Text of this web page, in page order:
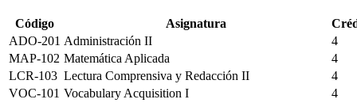
Código Asignatura
ADO-201 Administración II
4
MAP-102 Matemática Aplicada
4
LCR-103 Lectura Comprensiva y Redacción II
4
VOC-101 Vocabulary Acquisition I
4